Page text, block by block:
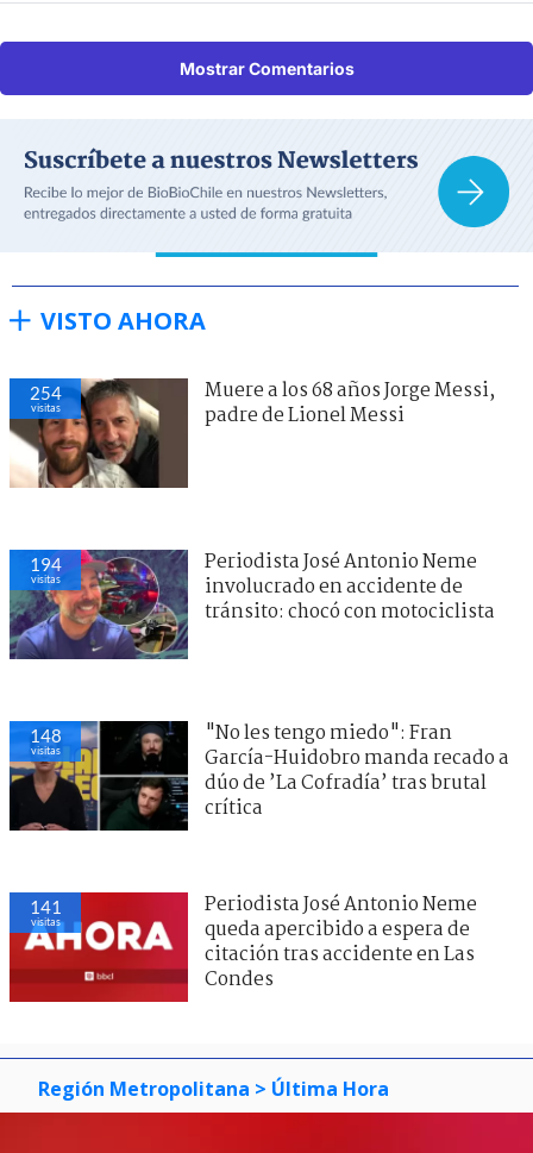
Mostrar Comentarios
VISTO AHORA
254
visitas
Muere a los 68 años Jorge Messi,
padre de Lionel Messi
194
visitas
Periodista José Antonio Neme
involucrado en accidente de
tránsito: chocó con motociclista
148
visitas
"No les tengo miedo": Fran
García-Huidobro manda recado a
dúo de ’La Cofradía’ tras brutal
crítica
141
visitas
Periodista José Antonio Neme
queda apercibido a espera de
citación tras accidente en Las
Condes
Región Metropolitana > Última Hora